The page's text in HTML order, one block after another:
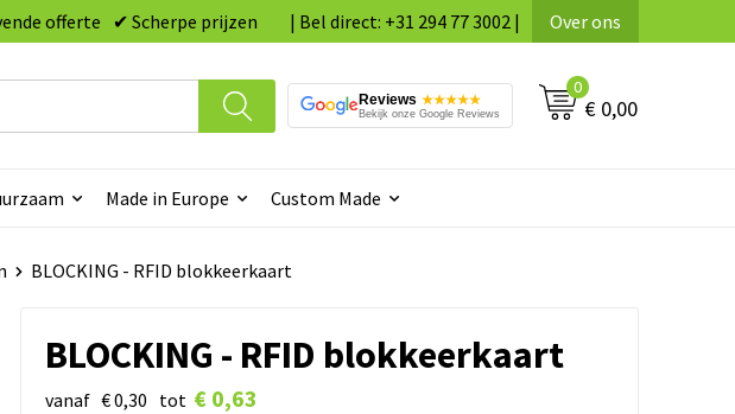
offerte ✔ Scherpe prijzen | Bel direct: +31 294 77 3002 | Over ons
Reviews ★★★★★
Bekijk onze Google Reviews
0
€ 0,00
Made in Europe Custom Made
BLOCKING - RFID blokkeerkaart
BLOCKING - RFID blokkeerkaart
vanaf € 0,30 tot € 0,63